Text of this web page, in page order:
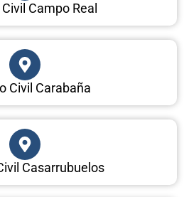
Campo Real
Civil Carabaña
Casarrubuelos